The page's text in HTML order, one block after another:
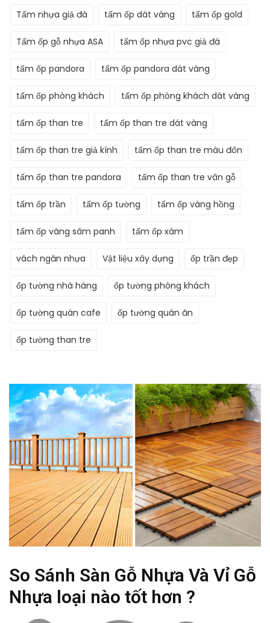
Tấm nhựa giả đá tấm ốp dát vàng tấm ốp gold
Tấm ốp gỗ nhựa ASA tấm ốp nhựa pvc giả đá
tấm ốp pandora tấm ốp pandora dát vàng
tấm ốp phòng khách tấm ốp phòng khách dát vàng
tấm ốp than tre tấm ốp than tre dát vàng
tấm ốp than tre giả kính tấm ốp than tre màu đôn
tấm ốp than tre pandora tấm ốp than tre vân gỗ
tấm ốp trần tấm ốp tường tấm ốp vàng hồng
tấm ốp vàng sâm panh tấm ốp xám
vách ngăn nhựa Vật liệu xây dựng ốp trần đẹp
ốp tường nhà hàng ốp tường phòng khách
ốp tường quán cafe ốp tường quán ăn
ốp tường than tre
So Sánh Sàn Gỗ Nhựa Và Vỉ Gỗ
Nhựa loại nào tốt hơn ?